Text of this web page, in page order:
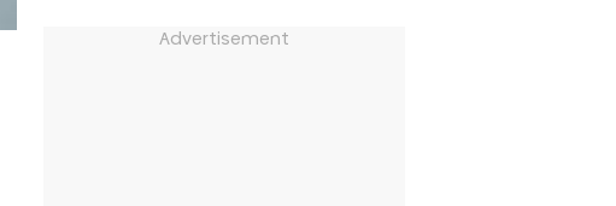
Advertisement